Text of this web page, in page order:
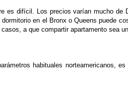
es difícil. Los precios varían mucho
en el Bronx o Queens puede
a que compartir apartamento sea
habituales norteamericanos,